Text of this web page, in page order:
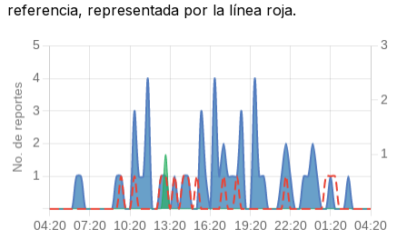
referencia, representada por la línea roja.